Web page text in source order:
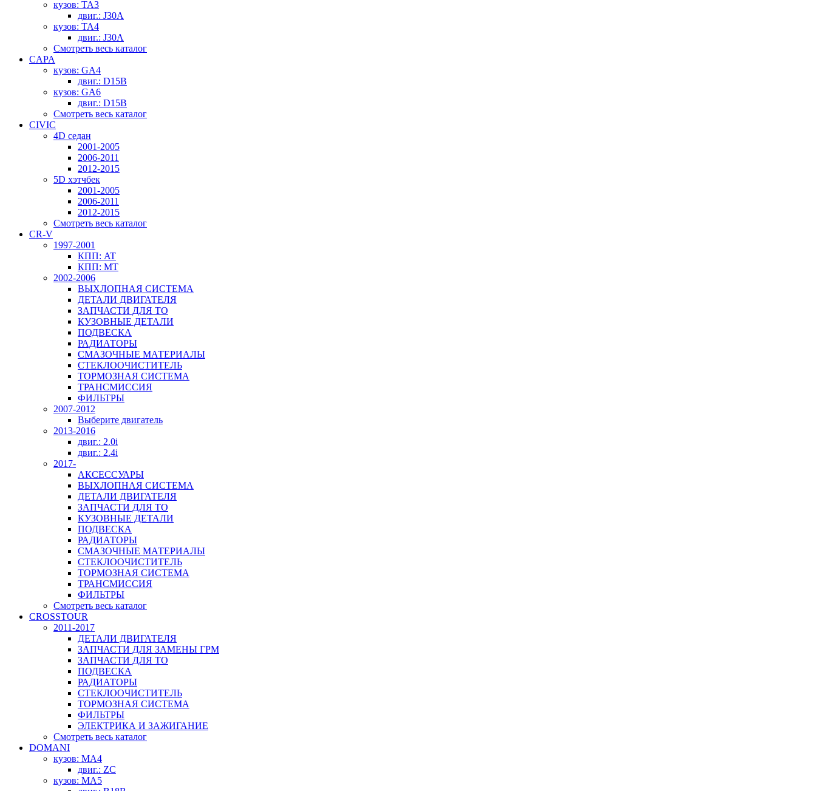
кузов: TA3
двиг.: J30A
кузов: TA4
двиг.: J30A
Смотреть весь каталог
CAPA
кузов: GA4
двиг.: D15B
кузов: GA6
двиг.: D15B
Смотреть весь каталог
CIVIC
4D седан
2001-2005
2006-2011
2012-2015
5D хэтчбек
2001-2005
2006-2011
2012-2015
Смотреть весь каталог
CR-V
1997-2001
КПП: AT
КПП: MT
2002-2006
ВЫХЛОПНАЯ СИСТЕМА
ДЕТАЛИ ДВИГАТЕЛЯ
ЗАПЧАСТИ ДЛЯ ТО
КУЗОВНЫЕ ДЕТАЛИ
ПОДВЕСКА
РАДИАТОРЫ
СМАЗОЧНЫЕ МАТЕРИАЛЫ
СТЕКЛООЧИСТИТЕЛЬ
ТОРМОЗНАЯ СИСТЕМА
ТРАНСМИССИЯ
ФИЛЬТРЫ
2007-2012
Выберите двигатель
2013-2016
двиг.: 2.0i
двиг.: 2.4i
2017-
АКСЕССУАРЫ
ВЫХЛОПНАЯ СИСТЕМА
ДЕТАЛИ ДВИГАТЕЛЯ
ЗАПЧАСТИ ДЛЯ ТО
КУЗОВНЫЕ ДЕТАЛИ
ПОДВЕСКА
РАДИАТОРЫ
СМАЗОЧНЫЕ МАТЕРИАЛЫ
СТЕКЛООЧИСТИТЕЛЬ
ТОРМОЗНАЯ СИСТЕМА
ТРАНСМИССИЯ
ФИЛЬТРЫ
Смотреть весь каталог
CROSSTOUR
2011-2017
ДЕТАЛИ ДВИГАТЕЛЯ
ЗАПЧАСТИ ДЛЯ ЗАМЕНЫ ГРМ
ЗАПЧАСТИ ДЛЯ ТО
ПОДВЕСКА
РАДИАТОРЫ
СТЕКЛООЧИСТИТЕЛЬ
ТОРМОЗНАЯ СИСТЕМА
ФИЛЬТРЫ
ЭЛЕКТРИКА И ЗАЖИГАНИЕ
Смотреть весь каталог
DOMANI
кузов: MA4
двиг.: ZC
кузов: MA5